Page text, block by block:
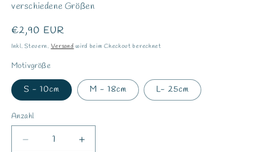
verschiedene Größen
Normaler
Preis
€2,90 EUR
Inkl. Steuern. Versand wird beim Checkout berechnet
Motivgröße
S - 10cm M - 18cm L- 25cm
Anzahl
Verringere
Erhöhe